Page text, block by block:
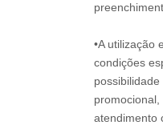
•A utilização
condições
atendimento